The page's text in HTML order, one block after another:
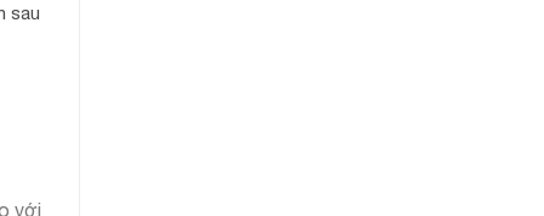
sau
với